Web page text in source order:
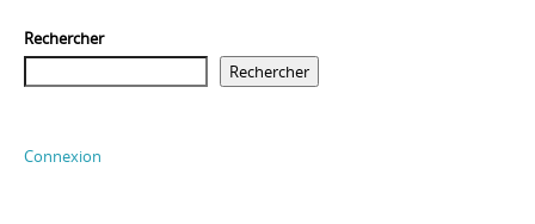
Rechercher
Rechercher
Connexion